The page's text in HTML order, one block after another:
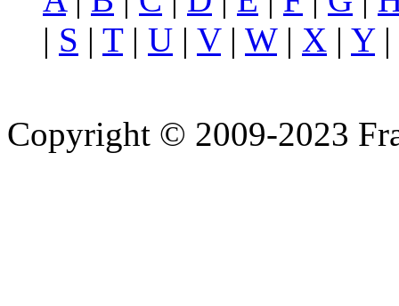
| S | T| U | V| W| X | Y|
Copyright © 2009-2023